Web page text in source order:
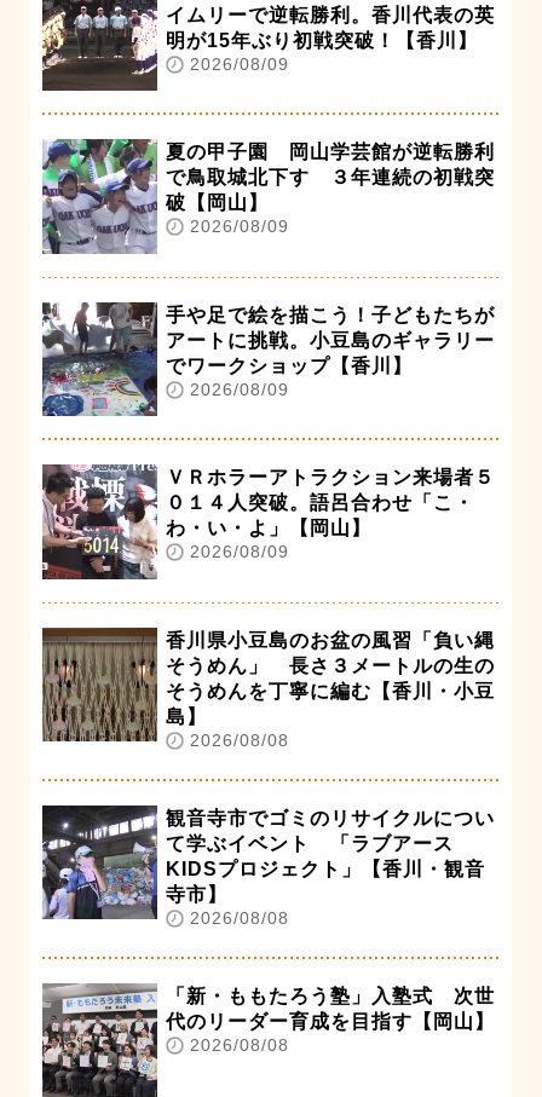
イムリーで逆転勝利。香川代表の英
明が15年ぶり初戦突破！【香川】
2026/08/09
夏の甲子園 岡山学芸館が逆転勝利
で鳥取城北下す ３年連続の初戦突
破【岡山】
2026/08/09
手や足で絵を描こう！子どもたちが
アートに挑戦。小豆島のギャラリー
でワークショップ【香川】
2026/08/09
ＶＲホラーアトラクション来場者５
０１４人突破。語呂合わせ「こ・
わ・い・よ」【岡山】
2026/08/09
香川県小豆島のお盆の風習「負い縄
そうめん」 長さ３メートルの生の
そうめんを丁寧に編む【香川・小豆
島】
2026/08/08
観音寺市でゴミのリサイクルについ
て学ぶイベント 「ラブアース
KIDSプロジェクト」【香川・観音
寺市】
2026/08/08
「新・ももたろう塾」入塾式 次世
代のリーダー育成を目指す【岡山】
2026/08/08